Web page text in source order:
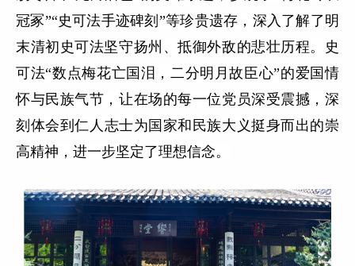
冠冢”“史可法手迹碑刻”等珍贵遗存，深入了解了明
末清初史可法坚守扬州、抵御外敌的悲壮历程。史
可法“数点梅花亡国泪，二分明月故臣心”的爱国情
怀与民族气节，让在场的每一位党员深受震撼，深
刻体会到仁人志士为国家和民族大义挺身而出的崇
高精神，进一步坚定了理想信念。